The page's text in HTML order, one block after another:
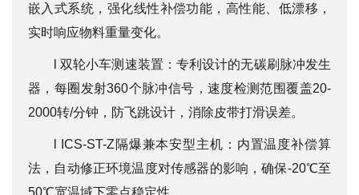
嵌入式系统，强化线性补偿功能，高性能、低漂移，
实时响应物料重量变化。
l 双轮小车测速装置：专利设计的无碳刷脉冲发生
器，每圈发射360个脉冲信号，速度检测范围覆盖20-
2000转/分钟，防飞跳设计，消除皮带打滑误差。
l ICS-ST-Z隔爆兼本安型主机：内置温度补偿算
法，自动修正环境温度对传感器的影响，确保-20℃至
50℃宽温域下零点稳定性。